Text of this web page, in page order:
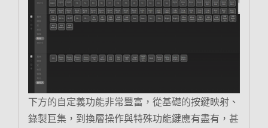
下方的自定義功能非常豐富，從基礎的按鍵映射、
錄製巨集，到換層操作與特殊功能鍵應有盡有，甚